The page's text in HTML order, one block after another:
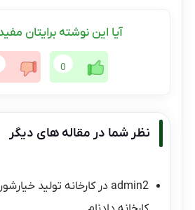
آیا این نوشته برایتان
0
نظر شما در مقاله های دیگر
admin2 درکارخانه تولید